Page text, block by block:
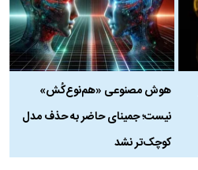
هوش مصنوعی «هم‌نوع‌کُش»
نیست؛ جمینای حاضر به حذف مدل
کوچک‌تر نشد